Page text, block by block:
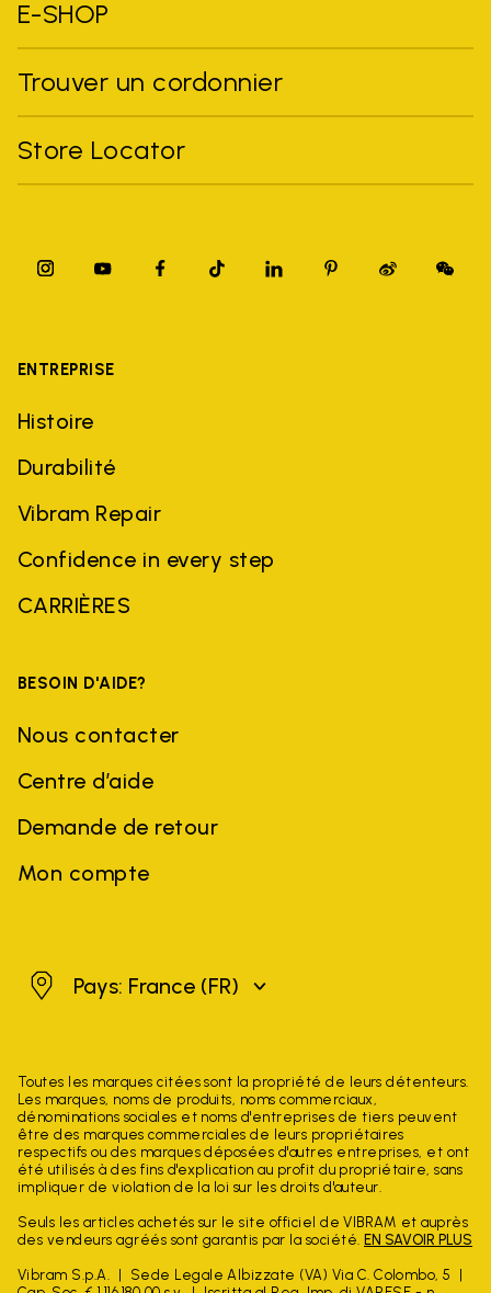
E-SHOP
Trouver un cordonnier
Store Locator
ENTREPRISE
Histoire
Durabilité
Vibram Repair
Confidence in every step
CARRIÈRES
BESOIN D'AIDE?
Nous contacter
Centre d’aide
Demande de retour
Mon compte
FrancePays: France (FR)
Toutes les marques citées sont la propriété de leurs détenteurs.
Les marques, noms de produits, noms commerciaux,
dénominations sociales et noms d'entreprises de tiers peuvent
être des marques commerciales de leurs propriétaires
respectifs ou des marques déposées d'autres entreprises, et ont
été utilisés à des fins d'explication au profit du propriétaire, sans
impliquer de violation de la loi sur les droits d'auteur.
Seuls les articles achetés sur le site officiel de VIBRAM et auprès
des vendeurs agréés sont garantis par la société. EN SAVOIR PLUS
Vibram S.p.A.
Sede Legale Albizzate (VA) Via C. Colombo, 5